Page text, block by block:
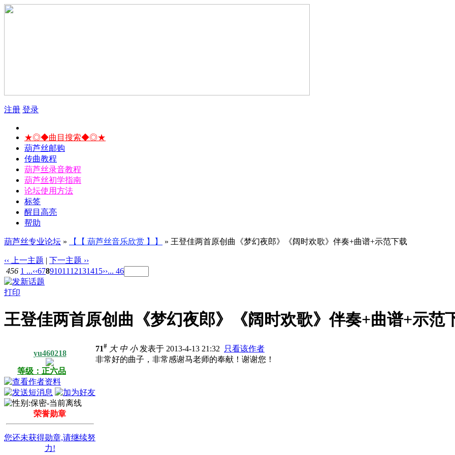
注册 登录
★◎◆曲目搜索◆◎★
葫芦丝邮购
传曲教程
葫芦丝录音教程
葫芦丝初学指南
论坛使用方法
标签
醒目高亮
帮助
葫芦丝专业论坛 » 【【 葫芦丝音乐欣赏 】】 » 王登佳两首原创曲《梦幻夜郎》《阔时欢歌》伴奏+曲谱+示范下载
‹‹ 上一主题 | 下一主题 ››
456 1 ...‹‹67891011 12131415››... 46
打印
王登佳两首原创曲《梦幻夜郎》《阔时欢歌》伴奏+曲谱+示范
yu460218
等级：正六品
荣誉勋章
您还未获得勋章,请继续努
力!
71# 大 中 小发表于 2013-4-13 21:32
只看该作者
非常好的曲子，非常感谢马老师的奉献！谢谢您！